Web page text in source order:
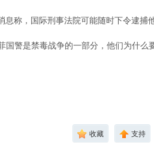
称，国际刑事法院可能随时下令逮捕他
警是禁毒战争的一部分，他们为什
收藏 支持